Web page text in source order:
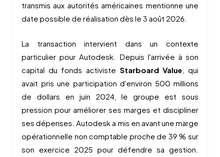
transmis aux autorités américaines mentionne une
date possible de réalisation dès le 3 août 2026.
La transaction intervient dans un contexte
particulier pour Autodesk. Depuis l'arrivée à son
capital du fonds activiste Starboard Value, qui
avait pris une participation d'environ 500 millions
de dollars en juin 2024, le groupe est sous
pression pour améliorer ses marges et discipliner
ses dépenses. Autodesk a mis en avant une marge
opérationnelle non comptable proche de 39 % sur
son exercice 2025 pour défendre sa gestion.